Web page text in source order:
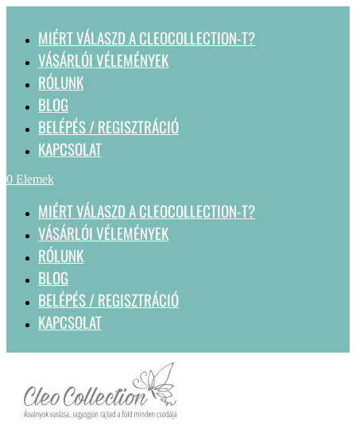
MIÉRT VÁLASZD A CLEOCOLLECTION-T?
VÁSÁRLÓI VÉLEMÉNYEK
RÓLUNK
BLOG
BELÉPÉS / REGISZTRÁCIÓ
KAPCSOLAT
0 Elemek
MIÉRT VÁLASZD A CLEOCOLLECTION-T?
VÁSÁRLÓI VÉLEMÉNYEK
RÓLUNK
BLOG
BELÉPÉS / REGISZTRÁCIÓ
KAPCSOLAT